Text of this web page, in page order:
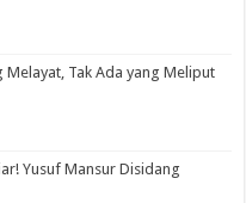
Melayat, Tak Ada yang Meliput
Yusuf Mansur Disidang